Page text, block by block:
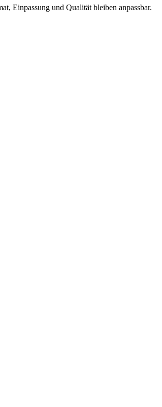
Einpassung und Qualität bleiben anpassbar.